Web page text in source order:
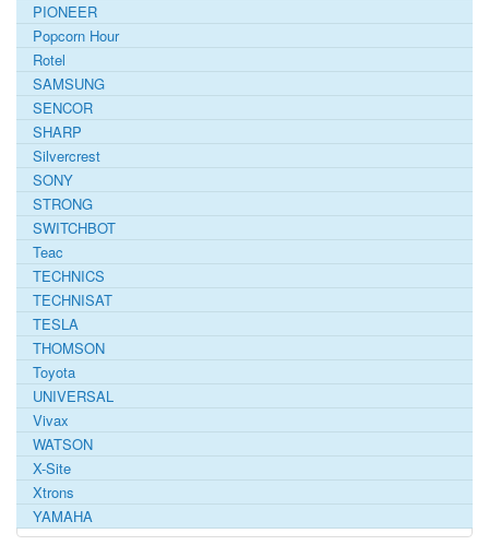
PIONEER
Popcorn Hour
Rotel
SAMSUNG
SENCOR
SHARP
Silvercrest
SONY
STRONG
SWITCHBOT
Teac
TECHNICS
TECHNISAT
TESLA
THOMSON
Toyota
UNIVERSAL
Vivax
WATSON
X-Site
Xtrons
YAMAHA